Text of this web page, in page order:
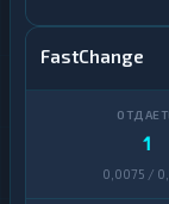
FastChange
1
0,0075 /